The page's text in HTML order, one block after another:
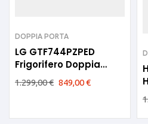
DOPPIA PORTA
LG GTF744PZPED
Frigorifero Doppia
Porta 509 L NoFrost E
Inox
1.299,00€ 849,00€